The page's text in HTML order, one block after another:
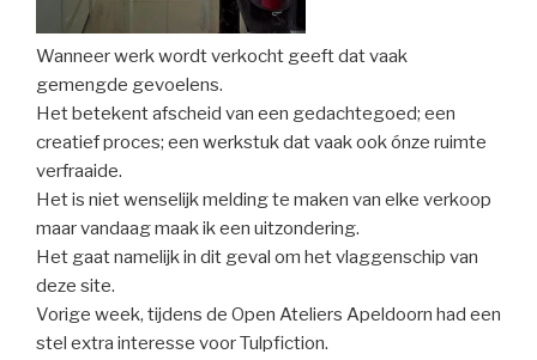
Wanneer werk wordt verkocht geeft dat vaak
gemengde gevoelens.
Het betekent afscheid van een gedachtegoed; een
creatief proces; een werkstuk dat vaak ook ónze ruimte
verfraaide.
Het is niet wenselijk melding te maken van elke verkoop
maar vandaag maak ik een uitzondering.
Het gaat namelijk in dit geval om het vlaggenschip van
deze site.
Vorige week, tijdens de Open Ateliers Apeldoorn had een
stel extra interesse voor Tulpfiction.